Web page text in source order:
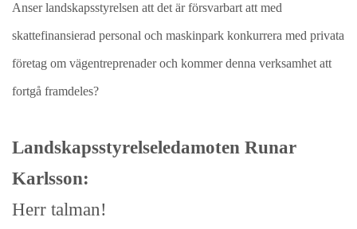
Anser landskapsstyrelsen att det är försvarbart att med
skattefinansierad personal och maskinpark konkurrera med privata
företag om vägentreprenader och kommer denna verksamhet att
fortgå framdeles?
Landskapsstyrelseledamoten Runar
Karlsson:
Herr talman!